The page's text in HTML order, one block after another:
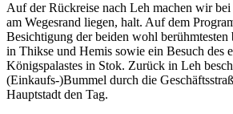
Auf der Rückreise nach Leh machen wir
am Wegesrand liegen, halt. Auf dem
Besichtigung der beiden wohl
in Thikse und Hemis sowie ein Besuch des
Königspalastes in Stok. Zurück in Leh
(Einkaufs-)Bummel durch die
Hauptstadt den Tag.